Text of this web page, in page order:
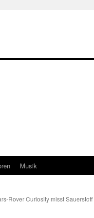
Musik
Rover Curiosity misst Sauerstoff